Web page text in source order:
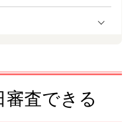
審査できる